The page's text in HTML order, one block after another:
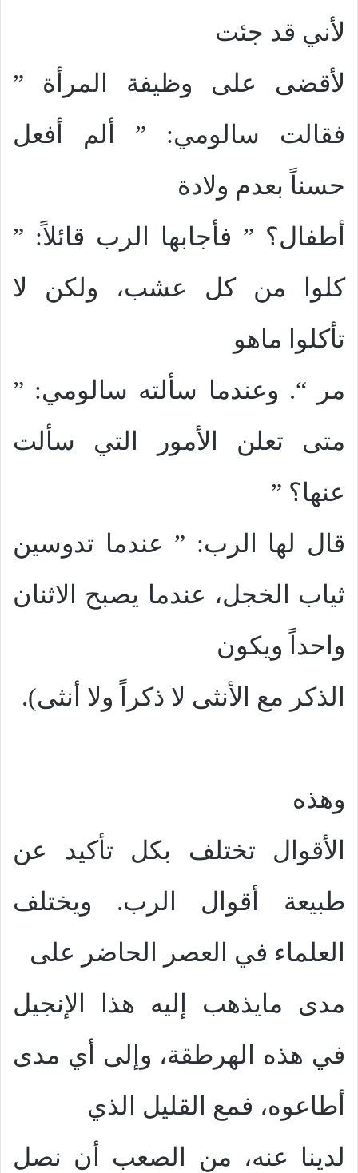
لأني قد جئت
لأقضى على وظيفة المرأة ”
فقالت سالومي: ” ألم أفعل
حسناً بعدم ولادة
أطفال؟ ” فأجابها الرب قائلاً: ”
كلوا من كل عشب، ولكن لا
تأكلوا ماهو
مر “. وعندما سألته سالومي: ”
متى تعلن الأمور التي سألت
عنها؟ ”
قال لها الرب: ” عندما تدوسين
ثياب الخجل، عندما يصبح الاثنان
واحداً ويكون
الذكر مع الأنثى لا ذكراً ولا أنثى).
وهذه
الأقوال تختلف بكل تأكيد عن
طبيعة أقوال الرب. ويختلف
العلماء في العصر الحاضر على
مدى مايذهب إليه هذا الإنجيل
في هذه الهرطقة، وإلى أي مدى
أطاعوه، فمع القليل الذي
لدينا عنه، من الصعب أن نصل